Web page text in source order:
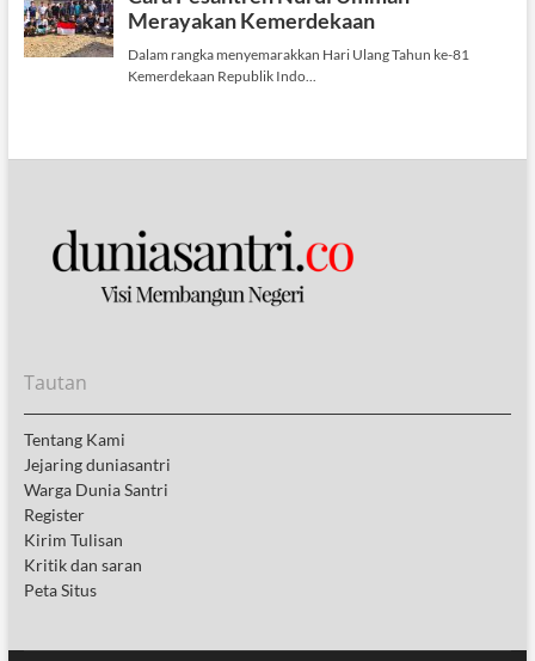
Tautan
Tentang Kami
Jejaring duniasantri
Warga Dunia Santri
Register
Kirim Tulisan
Kritik dan saran
Peta Situs